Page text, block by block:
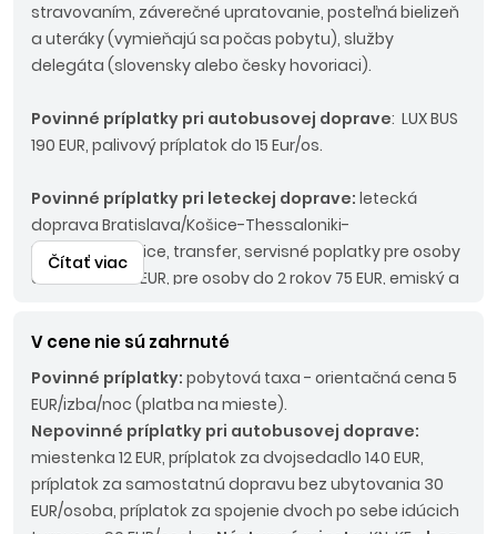
stravovaním, záverečné upratovanie, posteľná bielizeň
a uteráky (vymieňajú sa počas pobytu), služby
delegáta (slovensky alebo česky hovoriaci).
Povinné príplatky pri autobusovej doprave: LUX BUS
190 EUR, palivový príplatok do 15 Eur/os.
Povinné príplatky pri leteckej doprave: letecká
doprava Bratislava/Košice-Thessaloniki-
Bratislava/Košice, transfer, servisné poplatky pre osoby
od 2 rokov 195 EUR, pre osoby do 2 rokov 75 EUR, emiský a
príplatok do 45 Eur/os.
Čítať viac
V cene nie sú zahrnuté
Povinné príplatky: pobytová taxa - orientačná cena 5
EUR/izba/noc (platba na mieste).
Nepovinné príplatky pri autobusovej doprave:
miestenka 12 EUR, príplatok za dvojsedadlo 140 EUR,
príplatok za samostatnú dopravu bez ubytovania 30
EUR/osoba, príplatok za spojenie dvoch po sebe idúcich